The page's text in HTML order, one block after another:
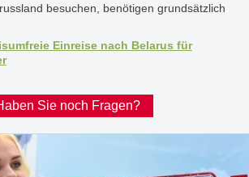
besuchen, benötigen grundsätzlich
Einreise nach Belarus für
Sie noch Fragen?